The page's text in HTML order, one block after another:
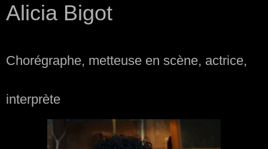
Alicia Bigot
Chorégraphe, metteuse en scène, actrice,
interprète